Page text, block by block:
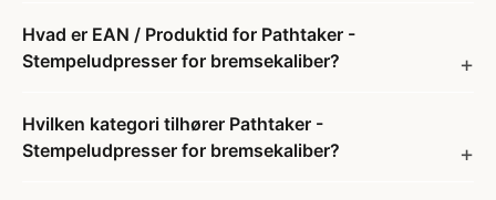
Hvad er EAN / Produktid for Pathtaker -
Stempeludpresser for bremsekaliber?
Hvilken kategori tilhører Pathtaker -
Stempeludpresser for bremsekaliber?